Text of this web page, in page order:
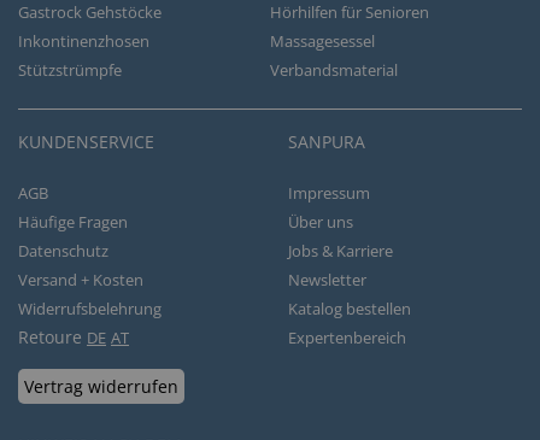
Gastrock Gehstöcke
Hörhilfen für Senioren
Inkontinenzhosen
Massagesessel
Stützstrümpfe
Verbandsmaterial
KUNDENSERVICE
AGB
Häufige Fragen
Datenschutz
Versand + Kosten
Widerrufsbelehrung
Retoure DE AT
Vertrag widerrufen
SANPURA
Impressum
Über uns
Jobs & Karriere
Newsletter
Katalog bestellen
Expertenbereich